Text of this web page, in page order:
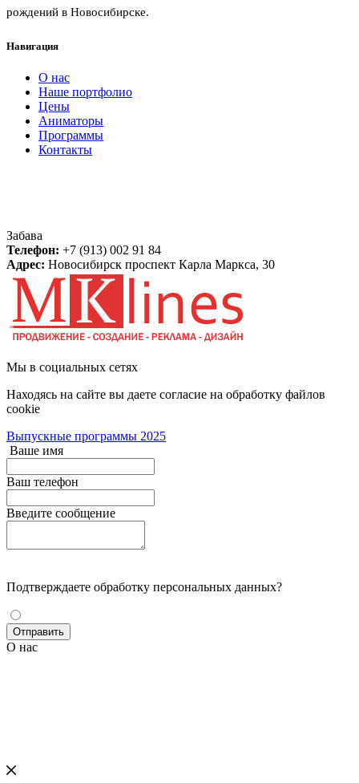
рождений в Новосибирске.
Навигация
О нас
Наше портфолио
Цены
Аниматоры
Программы
Контакты
Забава
Телефон: +7 (913) 002 91 84
Адрес: Новосибирск проспект Карла Маркса, 30
Мы в социальных сетях
Находясь на сайте вы даете согласие на обработку файлов
cookie
Выпускные программы 2025
Ваше имя
Ваш телефон
Введите сообщение
Подтверждаете обработку персональных данных?
О нас